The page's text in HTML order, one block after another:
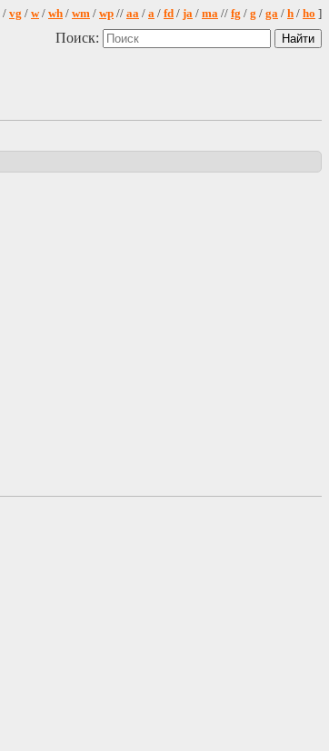
/ vg / w/ wh / wm / wp // aa / a / fd / ja / ma // fg / g / ga / h / ho ]
Поиск: